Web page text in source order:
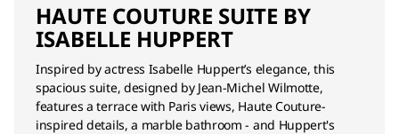
HAUTE COUTURE SUITE BY
ISABELLE HUPPERT
Inspired by actress Isabelle Huppert’s elegance, this
spacious suite, designed by Jean-Michel Wilmotte,
features a terrace with Paris views, Haute Couture-
inspired details, a marble bathroom - and Huppert's